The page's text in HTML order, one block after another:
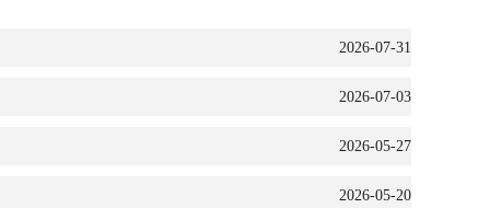
2026-07-31
2026-07-03
2026-05-27
2026-05-20